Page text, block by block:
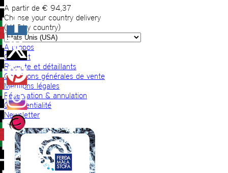
A partir de € 94,37
Choose your country delivery
(VAT by country)
A propos
Contact
Revente et détaillants
Conditions générales de vente
Mentions légales
Réservation & annulation
Confidentialité
Newsletter